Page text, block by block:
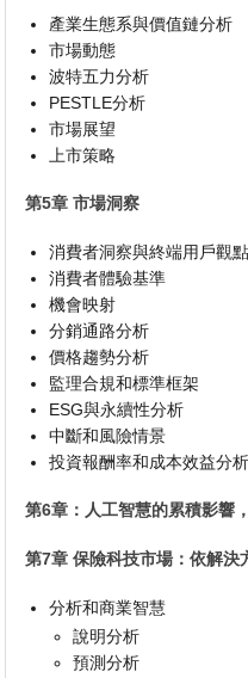
產業生態系與價值鏈分析
市場動態
波特五力分析
PESTLE分析
市場展望
上市策略
第5章 市場洞察
消費者洞察與終端用戶觀點
消費者體驗基準
機會映射
分銷通路分析
價格趨勢分析
監理合規和標準框架
ESG與永續性分析
中斷和風險情景
投資報酬率和成本效益分析
第6章：人工智慧的累積影響
第7章 保險科技市場：依解決
分析和商業智慧
說明分析
預測分析